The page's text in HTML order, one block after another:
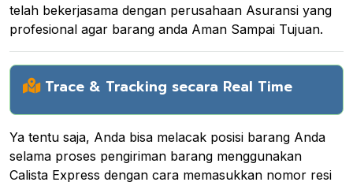
telah bekerjasama dengan perusahaan Asuransi yang
profesional agar barang anda Aman Sampai Tujuan.
Trace & Tracking secara Real Time
Ya tentu saja, Anda bisa melacak posisi barang Anda
selama proses pengiriman barang menggunakan
Calista Express dengan cara memasukkan nomor resi